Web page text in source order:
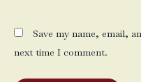
Save my name, email,
next time I comment.